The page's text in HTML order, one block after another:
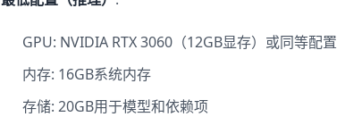
GPU: NVIDIA RTX 3060（12GB显存）或同等配置
内存: 16GB系统内存
存储: 20GB用于模型和依赖项